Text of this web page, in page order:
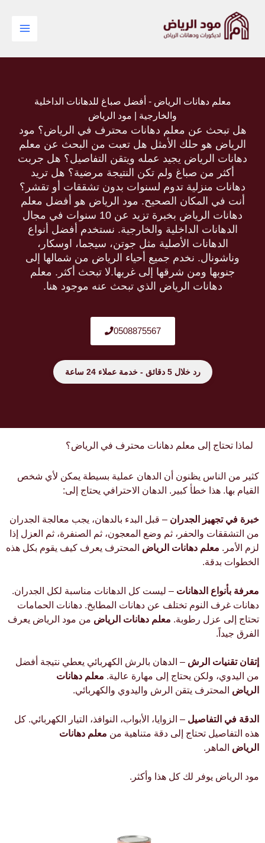
المحتوى
معلم دهانات الرياض - أفضل صباغ للدهانات الداخلية
والخارجية | مود الرياض
هل تبحث عن معلم دهانات محترف في الرياض؟ مود
الرياض هو حلك الأمثل هل تعبت من البحث عن معلم
دهانات الرياض يجيد عمله ويتقن التفاصيل؟ هل جربت
أكثر من صباغ ولم تكن النتيجة مرضية؟ هل تريد
دهانات منزلية تدوم لسنوات بدون تشققات أو تقشر؟
أنت في المكان الصحيح. مود الرياض هو أفضل معلم
دهانات الرياض بخبرة تزيد عن 10 سنوات في مجال
الدهانات الداخلية والخارجية. نستخدم أفضل أنواع
الدهانات الأصلية مثل جوتن، سيجما، اوسكار،
وناشونال. نخدم جميع أحياء الرياض من شمالها إلى
جنوبها ومن شرقها إلى غربها.لا تبحث أكثر. معلم
دهانات الرياض الذي تبحث عنه موجود هنا.
0508875567
رد خلال 5 دقائق - خدمة عملاء 24 ساعة
لماذا تحتاج إلى معلم دهانات محترف في الرياض؟
كثير من الناس يظنون أن الدهان عملية بسيطة يمكن لأي شخص
القيام بها. هذا خطأ كبير. الدهان الاحترافي يحتاج إلى:
خبرة في تجهيز الجدران – قبل البدء بالدهان، يجب معالجة الجدران
من التشققات والحفر، ثم وضع المعجون، ثم الصنفرة، ثم العزل إذا
لزم الأمر. معلم دهانات الرياض المحترف يعرف كيف يقوم بكل هذه
الخطوات بدقة.
معرفة بأنواع الدهانات – ليست كل الدهانات مناسبة لكل الجدران.
دهانات غرف النوم تختلف عن دهانات المطابخ. دهانات الحمامات
تحتاج إلى عزل رطوبة. معلم دهانات الرياض من مود الرياض يعرف
الفرق جيداً.
إتقان تقنيات الرش – الدهان بالرش الكهربائي يعطي نتيجة أفضل
من اليدوي، ولكن يحتاج إلى مهارة عالية. معلم دهانات
الرياض المحترف يتقن الرش واليدوي والكهربائي.
الدقة في التفاصيل – الزوايا، الأبواب، النوافذ، التيار الكهربائي. كل
هذه التفاصيل تحتاج إلى دقة متناهية من معلم دهانات
الرياض الماهر.
مود الرياض يوفر لك كل هذا وأكثر.